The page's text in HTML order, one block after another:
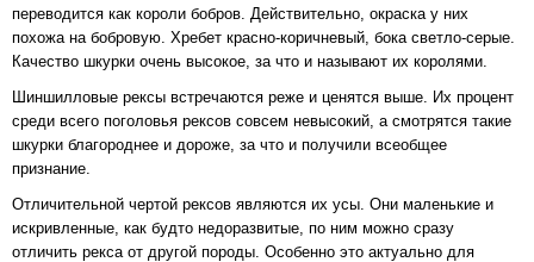
переводится как короли бобров. Действительно, окраска у них
похожа на бобровую. Хребет красно-коричневый, бока светло-серые.
Качество шкурки очень высокое, за что и называют их королями.
Шиншилловые рексы встречаются реже и ценятся выше. Их процент
среди всего поголовья рексов совсем невысокий, а смотрятся такие
шкурки благороднее и дороже, за что и получили всеобщее
признание.
Отличительной чертой рексов являются их усы. Они маленькие и
искривленные, как будто недоразвитые, по ним можно сразу
отличить рекса от другой породы. Особенно это актуально для